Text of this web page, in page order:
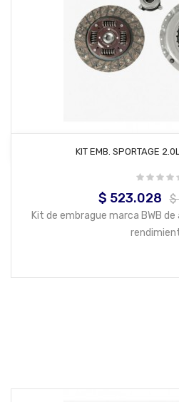
AÑADIR AL
KIT EMB. SPORTAGE
Precio
$ 523.028 $
Kit de embrague marca BWB